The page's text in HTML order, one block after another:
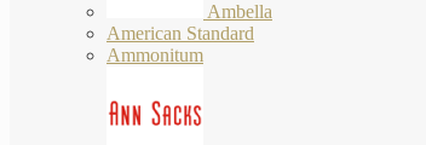
Ambella
American Standard
Ammonitum